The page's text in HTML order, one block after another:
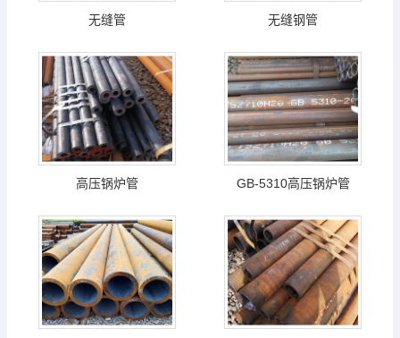
无缝管 无缝钢管
高压锅炉管 GB-5310高压锅炉管